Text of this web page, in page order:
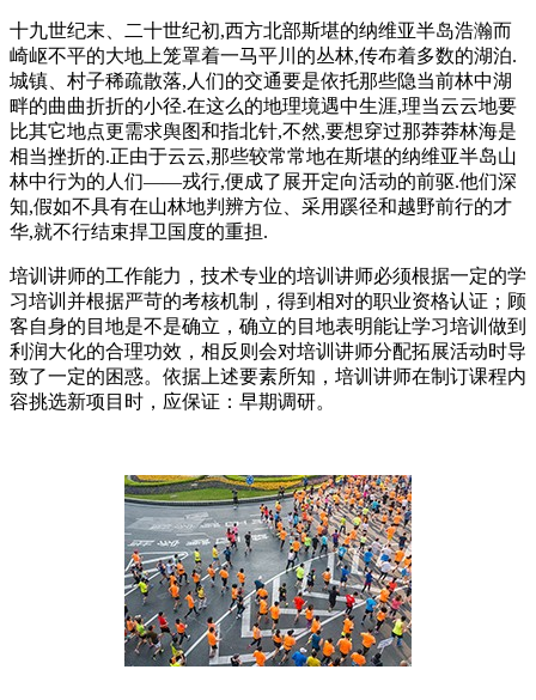
十九世纪末、二十世纪初,西方北部斯堪的纳维亚半岛浩瀚而
崎岖不平的大地上笼罩着一马平川的丛林,传布着多数的湖泊.
城镇、村子稀疏散落,人们的交通要是依托那些隐当前林中湖
畔的曲曲折折的小径.在这么的地理境遇中生涯,理当云云地要
比其它地点更需求舆图和指北针,不然,要想穿过那莽莽林海是
相当挫折的.正由于云云,那些较常常地在斯堪的纳维亚半岛山
林中行为的人们——戎行,便成了展开定向活动的前驱.他们深
知,假如不具有在山林地判辨方位、采用蹊径和越野前行的才
华,就不行结束捍卫国度的重担.
培训讲师的工作能力，技术专业的培训讲师必须根据一定的学
习培训并根据严苛的考核机制，得到相对的职业资格认证；顾
客自身的目地是不是确立，确立的目地表明能让学习培训做到
利润大化的合理功效，相反则会对培训讲师分配拓展活动时导
致了一定的困惑。依据上述要素所知，培训讲师在制订课程内
容挑选新项目时，应保证：早期调研。